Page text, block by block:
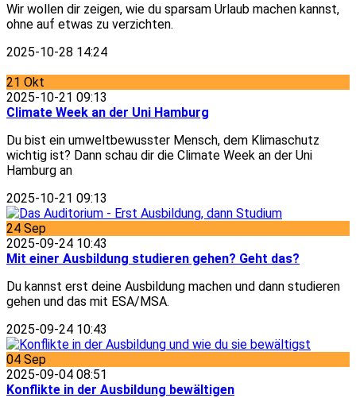
Wir wollen dir zeigen, wie du sparsam Urlaub machen kannst,
ohne auf etwas zu verzichten.
2025-10-28 14:24
21 Okt
2025-10-21 09:13
Climate Week an der Uni Hamburg
Du bist ein umweltbewusster Mensch, dem Klimaschutz
wichtig ist? Dann schau dir die Climate Week an der Uni
Hamburg an
2025-10-21 09:13
24 Sep
2025-09-24 10:43
Mit einer Ausbildung studieren gehen? Geht das?
Du kannst erst deine Ausbildung machen und dann studieren
gehen und das mit ESA/MSA.
2025-09-24 10:43
04 Sep
2025-09-04 08:51
Konflikte in der Ausbildung bewältigen